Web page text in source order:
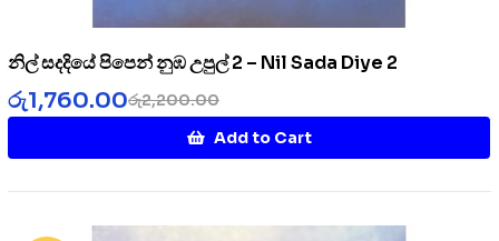
නිල් සදදියේ පිපෙන් නුඹ උපුල් 2 – Nil Sada Diye 2
රු2,200.00
රු1,760.00
Add to Cart